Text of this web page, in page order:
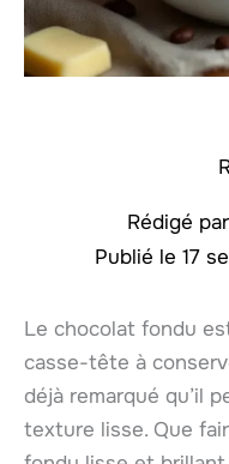
17
Le chocolat fondu
casse-tête à
déjà remarqué qu’il
texture lisse. Que